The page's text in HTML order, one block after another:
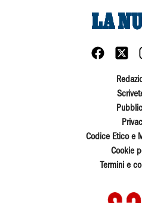
Codice Etico e
Cookie
Termini e